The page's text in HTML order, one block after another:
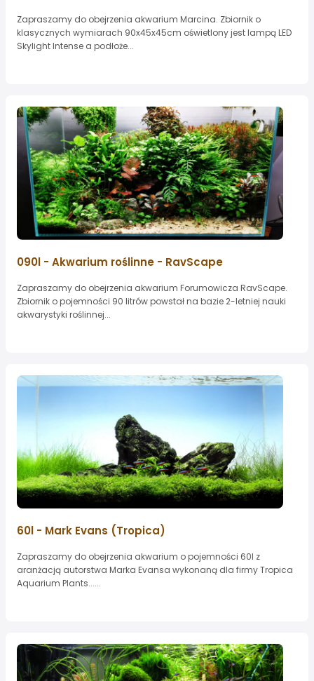
Zapraszamy do obejrzenia akwarium Marcina. Zbiornik o
klasycznych wymiarach 90x45x45cm oświetlony jest lampą LED
Skylight Intense a podłoże...
090l - Akwarium roślinne - RavScape
Zapraszamy do obejrzenia akwarium Forumowicza RavScape.
Zbiornik o pojemności 90 litrów powstał na bazie 2-letniej nauki
akwarystyki roślinnej...
60l - Mark Evans (Tropica)
Zapraszamy do obejrzenia akwarium o pojemności 60l z
aranżacją autorstwa Marka Evansa wykonaną dla firmy Tropica
Aquarium Plants......